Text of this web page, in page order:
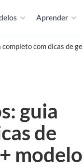
Aprender
com dicas de
guia
de